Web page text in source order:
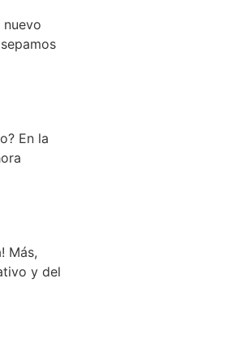
En la
Más,
y del